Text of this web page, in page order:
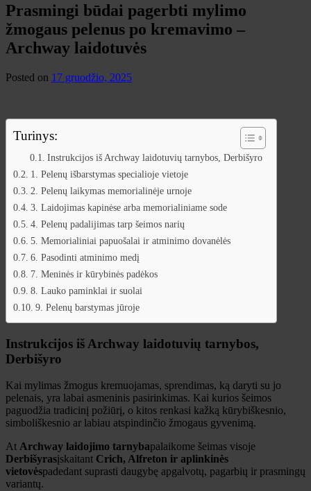
Prasmingi būdai pagerbti mylimo
žmogaus pelenus po kremavimo –
Archway laidotuvės
Posted on 17 gruodžio, 2025
Turinys:
Instrukcijos iš Archway laidotuvių tarnybos, Derbišyro
1. Pelenų išbarstymas specialioje vietoje
2. Pelenų laikymas memorialinėje urnoje
3. Laidojimas kapinėse arba memorialiniame sode
4. Pelenų padalijimas tarp šeimos narių
5. Memorialiniai papuošalai ir atminimo dovanėlės
6. Pasodinti atminimo medį
7. Meninės ir kūrybinės padėkos
8. Lauko paminklai ir suolai
9. Pelenų barstymas jūroje
Instrukcijos iš Archway laidotuvių tarnybos,
Derbišyro
Kai mylimas žmogus kremuojamas, sprendimas, ką daryti su jo
pelenais, yra labai asmeninis pasirinkimas. Kai kurios šeimos
paguodžia tradicinį požiūrį, o kitos renkasi kažką kūrybiškesnio,
simboliškesnio ar labiau atspindinčio žmogaus gyvenimą.
At Archway laidojimo tarnybapalaikome šeimas visoje
Derbišyrasįskaitant Crich, Alfreton ir aplinkinės
vietovėspadedant suprasti daugybę apgalvotų, pagarbių ir prasmingų
variantų.